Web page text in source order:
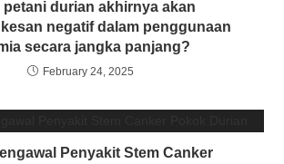
petani durian akhirnya akan
negatif dalam penggunaan
secara jangka panjang?
February 24, 2025
Penyakit Stem Canker